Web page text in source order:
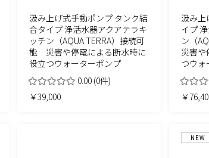
汲み上げ式手動ポンプ タンク結
合タイプ 浄活水器アクアテラキ
ッチン（AQUA TERRA）接続可
能 災害や停電による断水時に
役立つウォーターポンプ
0.00 (0件)
￥39,000
汲み上
イプ
ン（
災害や
つウォ
￥
NEW